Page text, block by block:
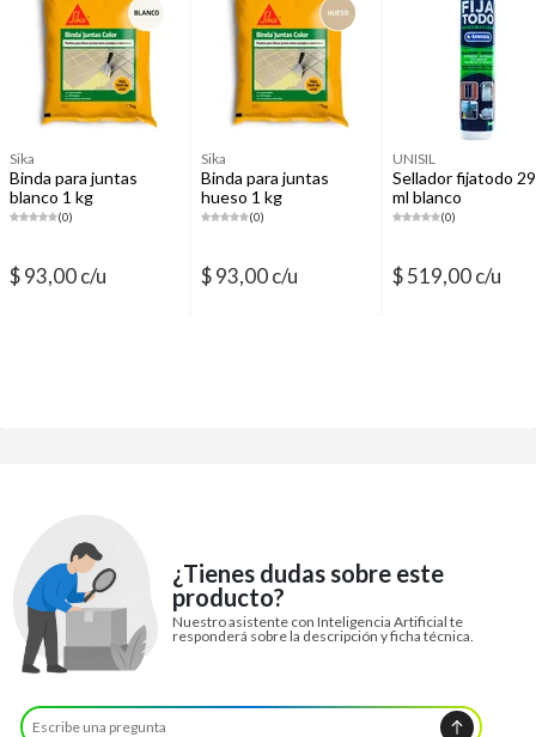
Cerámicas
Sika
Binda para juntas
blanco 1 kg
(0)
$ 93,00 c/u
Sika
Binda para juntas
hueso 1 kg
(0)
$ 93,00 c/u
UNISIL
Sellador fijatodo
ml blanco
(0)
$ 519,00 c/u
¿Tienes dudas sobre este
producto?
Nuestro asistente con Inteligencia Artificial te
responderá sobre la descripción y ficha técnica.